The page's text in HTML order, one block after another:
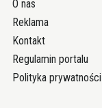
O nas
Reklama
Kontakt
Regulamin portalu
Polityka prywatności